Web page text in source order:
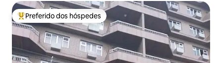
Entre os melhores preferidos dos hóspedes
Preferido dos hóspedes